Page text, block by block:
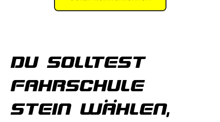
DU SOLLTEST
FAHRSCHULE
STEIN WÄHLEN,